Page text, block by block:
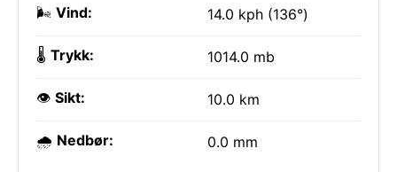
🌬️ Vind: 14.0 kph (136°)
🌡️ Trykk: 1014.0 mb
👁️ Sikt: 10.0 km
🌧️ Nedbør: 0.0 mm